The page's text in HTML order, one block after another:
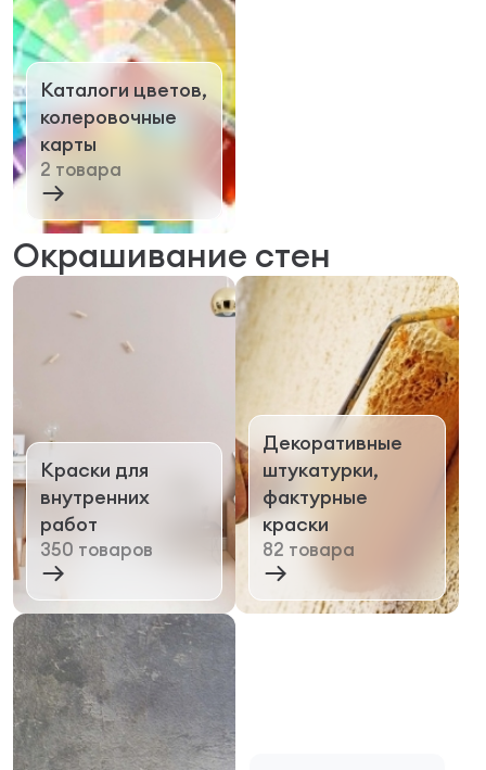
Каталоги цветов,
колеровочные
карты
2 товара
Окрашивание стен
Краски для
внутренних
работ
350 товаров
Декоративные
штукатурки,
фактурные
краски
82 товара